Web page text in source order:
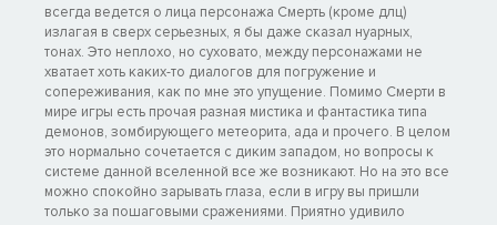
всегда ведется о лица персонажа Смерть (кроме длц)
излагая в сверх серьезных, я бы даже сказал нуарных,
тонах. Это неплохо, но суховато, между персонажами не
хватает хоть каких-то диалогов для погружение и
сопереживания, как по мне это упущение. Помимо Смерти в
мире игры есть прочая разная мистика и фантастика типа
демонов, зомбирующего метеорита, ада и прочего. В целом
это нормально сочетается с диким западом, но вопросы к
системе данной вселенной все же возникают. Но на это все
можно спокойно зарывать глаза, если в игру вы пришли
только за пошаговыми сражениями. Приятно удивило